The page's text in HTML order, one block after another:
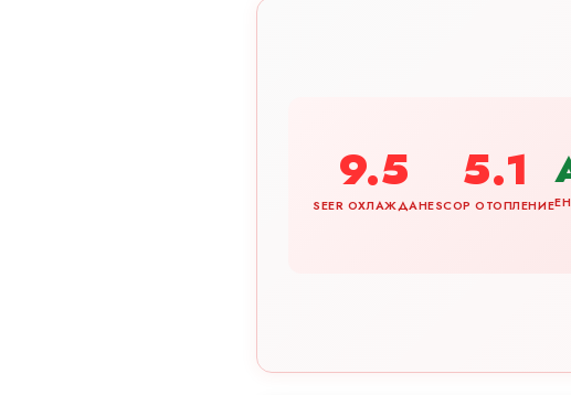
9.5
SEER ОХЛАЖДАНЕ
5.1
SCOP ОТОПЛЕНИЕ